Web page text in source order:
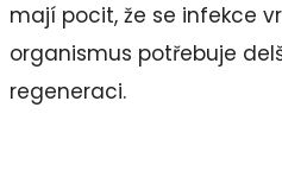
mají pocit, že se infekce
organismus potřebuje
regeneraci.